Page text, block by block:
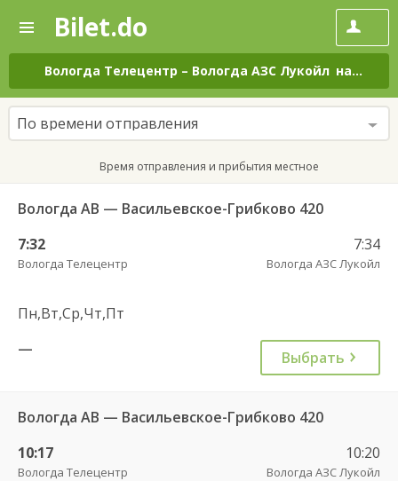
—
Поиск
и
покупка
билетов
на
автобус
онлайн
Bilet.do
Вологда Телецентр – Вологда АЗС Лукойл на все дни
По времени отправления
Время отправления и прибытия местное
Вологда АВ — Васильевское-Грибково 420
7:32
Вологда Телецентр
7:34
Вологда АЗС Лукойл
Пн,Вт,Ср,Чт,Пт
—
Выбрать
Вологда АВ — Васильевское-Грибково 420
10:17
Вологда Телецентр
10:20
Вологда АЗС Лукойл